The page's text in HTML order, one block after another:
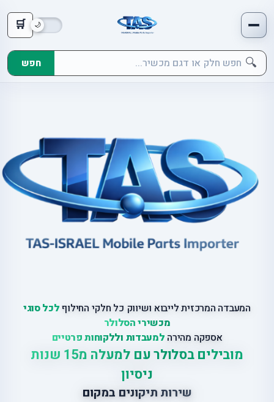
🛒
🔍 חפש
המעבדה המרכזית לייבוא ושיווק כל חלקי החילוףלכל סוגי
מכשירי הסלולר
אספקה מהירה למעבדות וללקוחות פרטיים
מובילים בסלולר עם למעלה מ15 שנות
ניסיון
שירות תיקונים במקום